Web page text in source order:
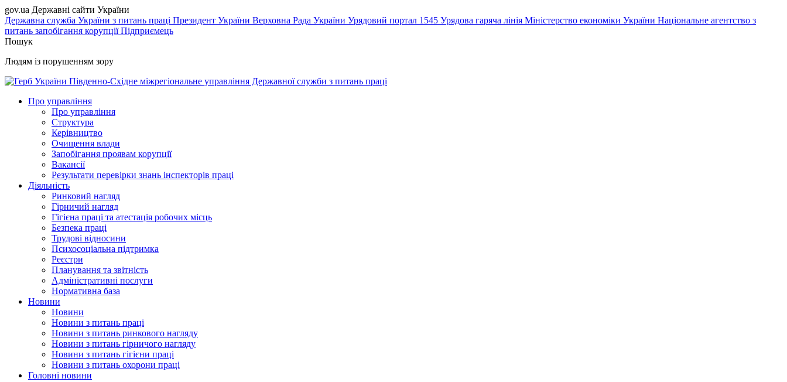
gov.ua Державні сайти України
Державна служба України з питань праці Президент України Верховна Рада України Урядовий портал 1545 Урядова гаряча лінія Міністерство економіки України Національне агентство з
питань запобігання корупціїПідприємець
Пошук
Людям із порушенням зору
Південно-Східне міжрегіональне управління Державної служби з питань праці
Про управління
Про управління
Структура
Керівництво
Очищення влади
Запобігання проявам корупції
Вакансії
Результати перевірки знань інспекторів праці
Діяльність
Ринковий нагляд
Гірничий нагляд
Гігієна праці та атестація робочих місць
Безпека праці
Трудові відносини
Психосоціальна підтримка
Реєстри
Планування та звітність
Адміністративні послуги
Нормативна база
Новини
Новини
Новини з питань праці
Новини з питань ринкового нагляду
Новини з питань гірничого нагляду
Новини з питань гігієни праці
Новини з питань охорони праці
Головні новини